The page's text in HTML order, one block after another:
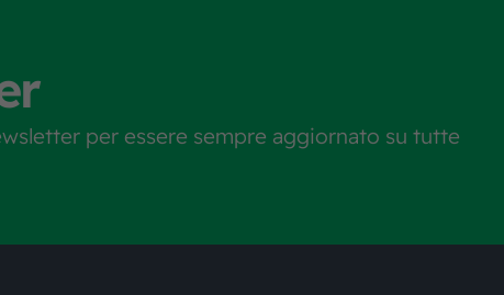
per essere sempre aggiornato su tutte